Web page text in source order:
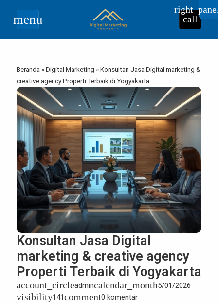
menu call
Beranda »Digital Marketing »Konsultan Jasa Digital marketing &
creative agency Properti Terbaik di Yogyakarta
Konsultan Jasa Digital
marketing & creative agency
Properti Terbaik di Yogyakarta
account_circleadmincalendar_month5/01/2026
visibility141comment0 komentar